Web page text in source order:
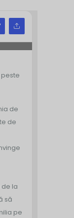
de
de
la
să
pe